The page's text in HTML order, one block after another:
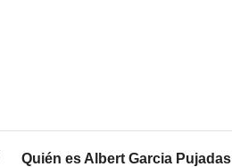
Quién es Albert Garcia Pujadas